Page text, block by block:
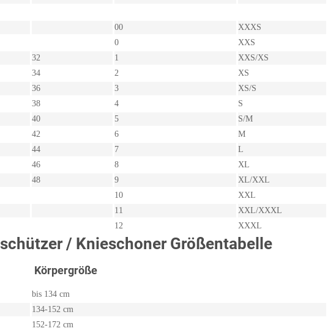
00
XXXS
0
XXS
32 1
XXS/XS
34 2
XS
36 3
XS/S
38 4
S
40 5
S/M
42 6
M
44 7
L
46 8
XL
48 9
XL/XXL
10
XXL
11
XXL/XXXL
12 XXXL
/ Knieschoner Größentabelle
Körpergröße
bis 134 cm
134-152 cm
152-172 cm